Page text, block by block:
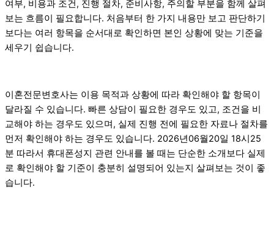
여부, 비용과 조건, 진행 절차, 준비사항, 주의할 부분을 함께 살펴
보는 흐름이 필요합니다. 처음부터 한 가지 내용만 보고 판단하기
보다는 여러 항목을 순서대로 확인하면 본인 상황에 맞는 기준을
세우기 쉽습니다.
이혼전문변호사는 이용 목적과 상황에 따라 확인해야 할 항목이
달라질 수 있습니다. 빠른 상담이 필요한 경우도 있고, 조건을 비
교해야 하는 경우도 있으며, 실제 진행 전에 필요한 자료나 절차를
먼저 확인해야 하는 경우도 있습니다. 2026년06월20일 18시25
분 따라서 휴대폰성지 관련 안내를 볼 때는 단순한 소개보다 실제
로 확인해야 할 기준이 충분히 설명되어 있는지 살펴보는 것이 좋
습니다.